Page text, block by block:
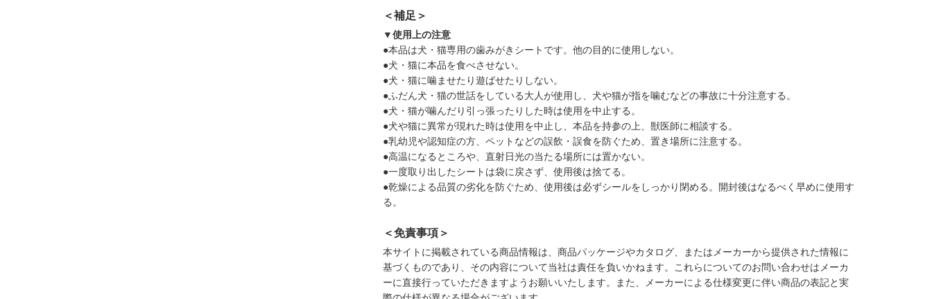
＜補足＞
▼使用上の注意
●本品は犬・猫専用の歯みがきシートです。他の目的に使用しない。
●犬・猫に本品を食べさせない。
●犬・猫に噛ませたり遊ばせたりしない。
●ふだん犬・猫の世話をしている大人が使用し、犬や猫が指を噛むなどの事故に十分注意する。
●犬・猫が噛んだり引っ張ったりした時は使用を中止する。
●犬や猫に異常が現れた時は使用を中止し、本品を持参の上、獣医師に相談する。
●乳幼児や認知症の方、ペットなどの誤飲・誤食を防ぐため、置き場所に注意する。
●高温になるところや、直射日光の当たる場所には置かない。
●一度取り出したシートは袋に戻さず、使用後は捨てる。
●乾燥による品質の劣化を防ぐため、使用後は必ずシールをしっかり閉める。開封後はなるべく早めに使用す
る。
＜免責事項＞
本サイトに掲載されている商品情報は、商品パッケージやカタログ、またはメーカーから提供された情報に
基づくものであり、その内容について当社は責任を負いかねます。これらについてのお問い合わせはメーカ
ーに直接行っていただきますようお願いいたします。また、メーカーによる仕様変更に伴い商品の表記と実